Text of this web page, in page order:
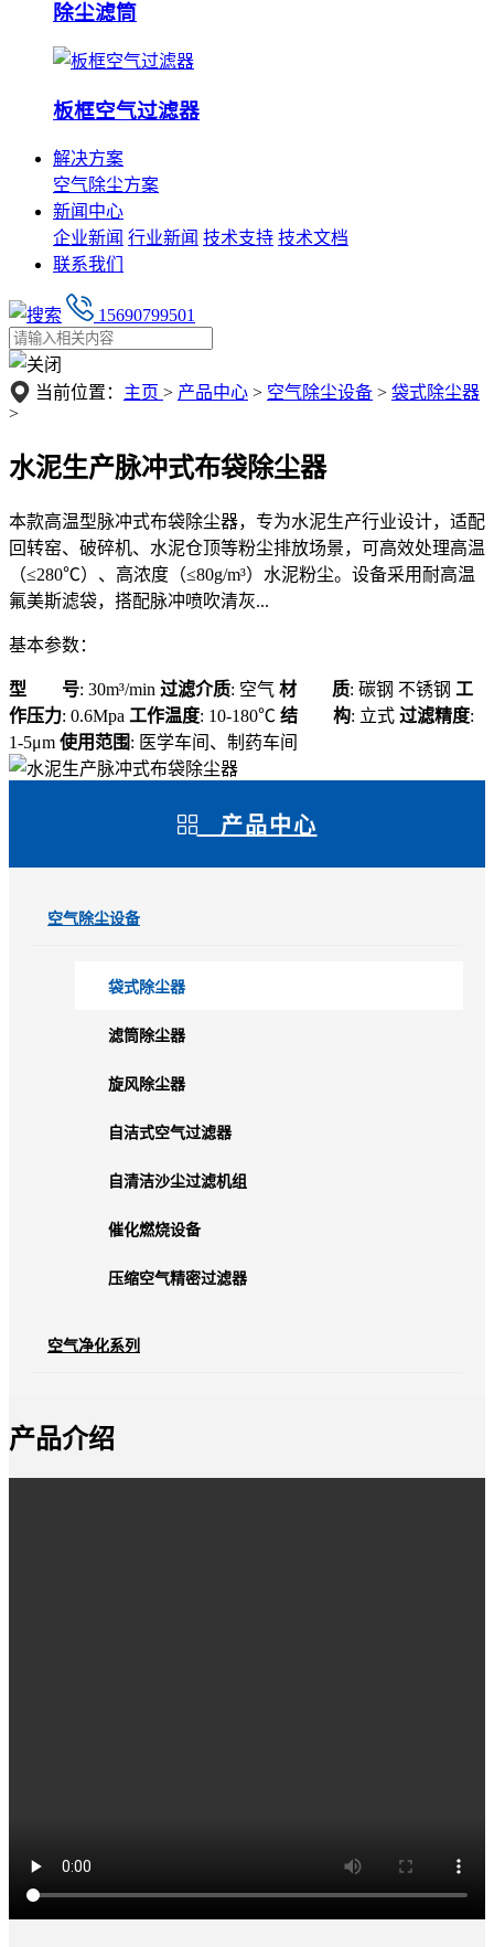
除尘滤筒
板框空气过滤器
解决方案
空气除尘方案
新闻中心
企业新闻 行业新闻 技术支持 技术文档
联系我们
15690799501
当前位置： 主页 > 产品中心 > 空气除尘设备 > 袋式除尘器
>
水泥生产脉冲式布袋除尘器
本款高温型脉冲式布袋除尘器，专为水泥生产行业设计，适配
回转窑、破碎机、水泥仓顶等粉尘排放场景，可高效处理高温
（≤280℃）、高浓度（≤80g/m³）水泥粉尘。设备采用耐高温
氟美斯滤袋，搭配脉冲喷吹清灰...
基本参数：
型 号: 30m³/min 过滤介质: 空气 材 质: 碳钢 不锈钢 工
作压力: 0.6Mpa 工作温度: 10-180℃ 结 构: 立式 过滤精度:
1-5μm 使用范围: 医学车间、制药车间
产品中心
空气除尘设备
袋式除尘器
滤筒除尘器
旋风除尘器
自洁式空气过滤器
自清洁沙尘过滤机组
催化燃烧设备
压缩空气精密过滤器
空气净化系列
产品介绍